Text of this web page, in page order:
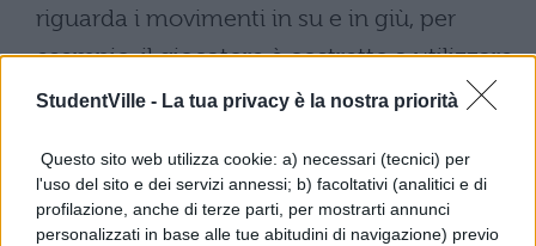
StudentVille - La tua privacy è la nostra priorità
Questo sito web utilizza cookie: a) necessari (tecnici) per
l'uso del sito e dei servizi annessi; b) facoltativi (analitici e di
profilazione, anche di terze parti, per mostrarti annunci
personalizzati in base alle tue abitudini di navigazione) previo
riguarda i movimenti in su e in giù, per
esempio, il giocatore è costretto a utilizzare
la corona laterale, mentre i tasti A e B sono
tramite touch screen, così come Start e
Select.